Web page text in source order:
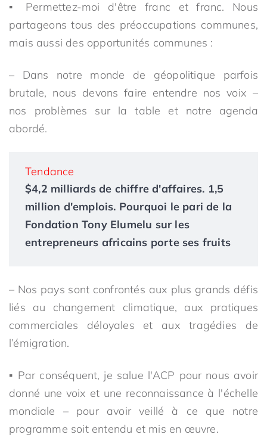
▪ Permettez-moi d'être franc et franc. Nous
partageons tous des préoccupations communes,
mais aussi des opportunités communes :
– Dans notre monde de géopolitique parfois
brutale, nous devons faire entendre nos voix –
nos problèmes sur la table et notre agenda
abordé.
Tendance
$4,2 milliards de chiffre d'affaires. 1,5
million d'emplois. Pourquoi le pari de la
Fondation Tony Elumelu sur les
entrepreneurs africains porte ses fruits
– Nos pays sont confrontés aux plus grands défis
liés au changement climatique, aux pratiques
commerciales déloyales et aux tragédies de
l’émigration.
▪ Par conséquent, je salue l'ACP pour nous avoir
donné une voix et une reconnaissance à l'échelle
mondiale – pour avoir veillé à ce que notre
programme soit entendu et mis en œuvre.